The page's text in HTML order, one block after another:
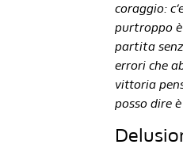
coraggio:
purtroppo
partita
errori che
vittoria
posso dire